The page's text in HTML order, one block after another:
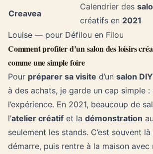
Creavea
Calendrier des
créatifs en 2021
Louise — pour Défilou en Filou
Comment profiter d’un salon des loisirs
comme une simple foire
Pour préparer sa visite d’un salon DIY
à des achats, je garde un cap simple :
l’expérience. En 2021, beaucoup de
l’atelier créatif et la démonstration
seulement les stands. C’est souvent là
démarre, puis rentre à la maison avec